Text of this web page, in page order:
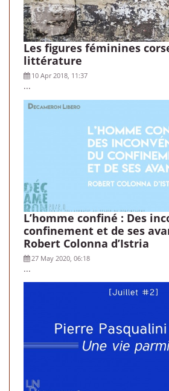
Les figures féminines
littérature
10 Apr 2018, 11:37
...
L’homme confiné : Des
confinement et de ses
Robert Colonna d’Istria
27 May 2020, 06:18
...